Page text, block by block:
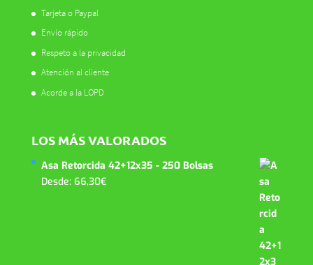
Tarjeta o Paypal
Envío rápido
Respeto a la privacidad
Atención al cliente
Acorde a la LOPD
LOS MÁS VALORADOS
Asa Retorcida 42+12x35 - 250 Bolsas
Desde: 66,30€